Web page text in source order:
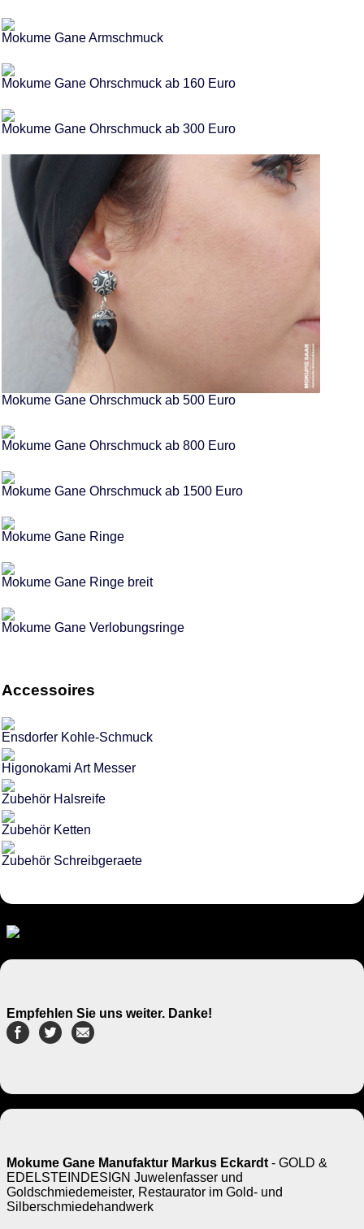
Mokume Gane Armschmuck
Mokume Gane Ohrschmuck ab 160 Euro
Mokume Gane Ohrschmuck ab 300 Euro
Mokume Gane Ohrschmuck ab 500 Euro
Mokume Gane Ohrschmuck ab 800 Euro
Mokume Gane Ohrschmuck ab 1500 Euro
Mokume Gane Ringe
Mokume Gane Ringe breit
Mokume Gane Verlobungsringe
Accessoires
Ensdorfer Kohle-Schmuck
Higonokami Art Messer
Zubehör Halsreife
Zubehör Ketten
Zubehör Schreibgeraete
Empfehlen Sie uns weiter. Danke!
Mokume Gane Manufaktur Markus Eckardt - GOLD &
EDELSTEINDESIGN Juwelenfasser und
Goldschmiedemeister, Restaurator im Gold- und
Silberschmiedehandwerk